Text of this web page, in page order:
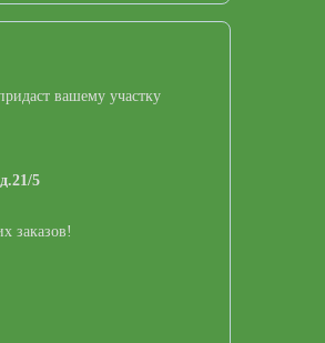
вашему участку
5
заказов!